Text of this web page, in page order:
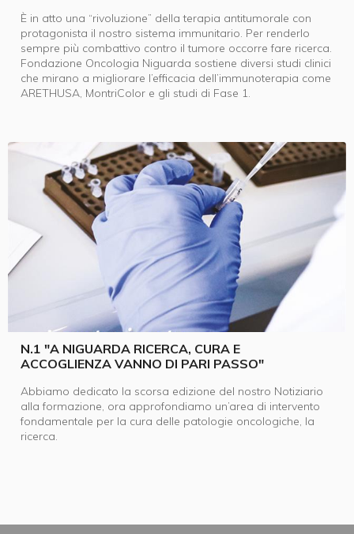
È in atto una “rivoluzione” della terapia antitumorale con
protagonista il nostro sistema immunitario. Per renderlo
sempre più combattivo contro il tumore occorre fare ricerca.
Fondazione Oncologia Niguarda sostiene diversi studi clinici
che mirano a migliorare l’efficacia dell’immunoterapia come
ARETHUSA, MontriColor e gli studi di Fase 1.
N.1 "A NIGUARDA RICERCA, CURA E
ACCOGLIENZA VANNO DI PARI PASSO"
Abbiamo dedicato la scorsa edizione del nostro Notiziario
alla formazione, ora approfondiamo un’area di intervento
fondamentale per la cura delle patologie oncologiche, la
ricerca.